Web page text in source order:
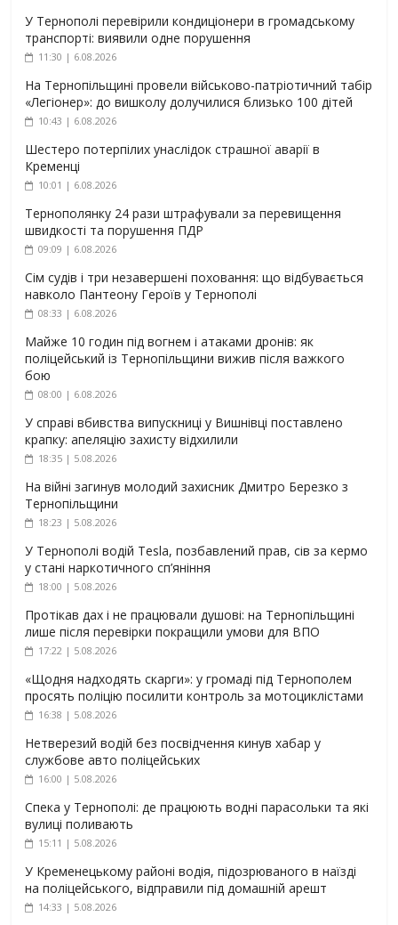
У Тернополі перевірили кондиціонери в громадському
транспорті: виявили одне порушення
11:30 | 6.08.2026
На Тернопільщині провели військово-патріотичний табір
«Легіонер»: до вишколу долучилися близько 100 дітей
10:43 | 6.08.2026
Шестеро потерпілих унаслідок страшної аварії в
Кременці
10:01 | 6.08.2026
Тернополянку 24 рази штрафували за перевищення
швидкості та порушення ПДР
09:09 | 6.08.2026
Сім судів і три незавершені поховання: що відбувається
навколо Пантеону Героїв у Тернополі
08:33 | 6.08.2026
Майже 10 годин під вогнем і атаками дронів: як
поліцейський із Тернопільщини вижив після важкого
бою
08:00 | 6.08.2026
У справі вбивства випускниці у Вишнівці поставлено
крапку: апеляцію захисту відхилили
18:35 | 5.08.2026
На війні загинув молодий захисник Дмитро Березко з
Тернопільщини
18:23 | 5.08.2026
У Тернополі водій Tesla, позбавлений прав, сів за кермо
у стані наркотичного сп’яніння
18:00 | 5.08.2026
Протікав дах і не працювали душові: на Тернопільщині
лише після перевірки покращили умови для ВПО
17:22 | 5.08.2026
«Щодня надходять скарги»: у громаді під Тернополем
просять поліцію посилити контроль за мотоциклістами
16:38 | 5.08.2026
Нетверезий водій без посвідчення кинув хабар у
службове авто поліцейських
16:00 | 5.08.2026
Спека у Тернополі: де працюють водні парасольки та які
вулиці поливають
15:11 | 5.08.2026
У Кременецькому районі водія, підозрюваного в наїзді
на поліцейського, відправили під домашній арешт
14:33 | 5.08.2026